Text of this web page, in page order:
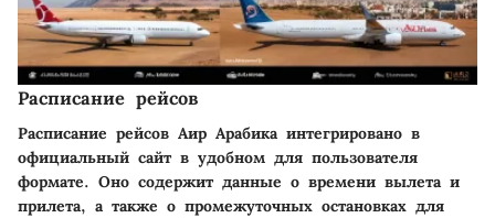
Расписание рейсов
Расписание рейсов Аир Арабика интегрировано в
официальный сайт в удобном для пользователя
формате. Оно содержит данные о времени вылета и
прилета, а также о промежуточных остановках для